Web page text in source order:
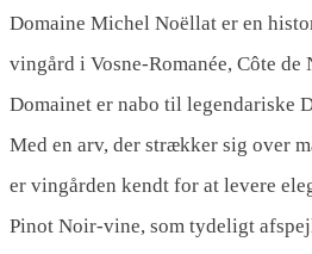
Domaine Michel Noëllat er en
vingård i Vosne-Romanée, Côte de
Domainet er nabo til legendariske
Med en arv, der strækker sig over
er vingården kendt for at levere
Pinot Noir-vine, som tydeligt